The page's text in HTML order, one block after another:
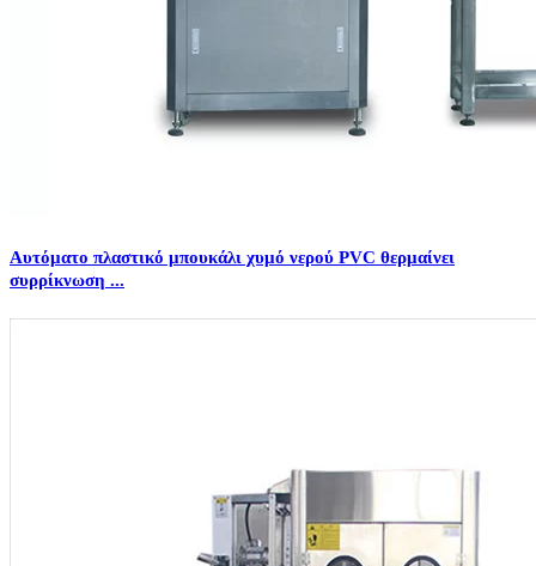
Αυτόματο πλαστικό μπουκάλι χυμό νερού PVC θερμαίνει
συρρίκνωση ...